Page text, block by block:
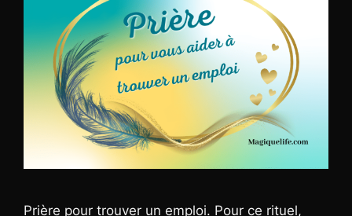
Prière pour trouver un emploi. Pour ce rituel,